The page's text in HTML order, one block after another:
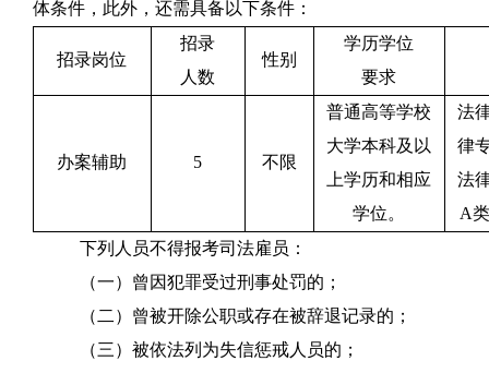
体条件，此外，还需具备以下条件：
招录岗位
招录
人数
性别
学历学位
要求
办案辅助 5 不限
普通高等学校
大学本科及以
上学历和相应
学位。
法
律
法
A
下列人员不得报考司法雇员：
（一）曾因犯罪受过刑事处罚的；
（二）曾被开除公职或存在被辞退记录的；
（三）被依法列为失信惩戒人员的 ；